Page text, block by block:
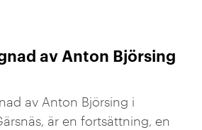
av Anton Björsing
av Anton Björsing i
är en fortsättning, en